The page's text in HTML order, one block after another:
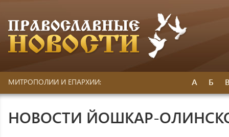
МИТРОПОЛИИ И ЕПАРХИИ: А Б
НОВОСТИ ЙОШКАР-